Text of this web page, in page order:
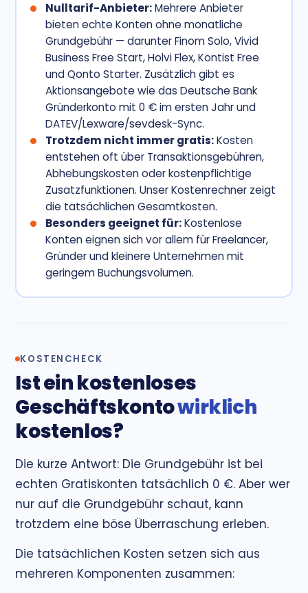
Nulltarif-Anbieter:Mehrere Anbieter
bieten echte Konten ohne monatliche
Grundgebühr — darunter Finom Solo, Vivid
Business Free Start, Holvi Flex, Kontist Free
und Qonto Starter. Zusätzlich gibt es
Aktionsangebote wie das Deutsche Bank
Gründerkonto mit 0 € im ersten Jahr und
DATEV/Lexware/sevdesk-Sync.
Trotzdem nicht immer gratis:Kosten
entstehen oft über Transaktionsgebühren,
Abhebungskosten oder kostenpflichtige
Zusatzfunktionen. Unser Kostenrechner zeigt
die tatsächlichen Gesamtkosten.
Besonders geeignet für:Kostenlose
Konten eignen sich vor allem für Freelancer,
Gründer und kleinere Unternehmen mit
geringem Buchungsvolumen.
KOSTENCHECK
Ist ein kostenloses
Geschäftskontowirklich
kostenlos?
Die kurze Antwort: Die Grundgebühr ist bei
echten Gratiskonten tatsächlich 0 €. Aber wer
nur auf die Grundgebühr schaut, kann
trotzdem eine böse Überraschung erleben.
Die tatsächlichen Kosten setzen sich aus
mehreren Komponenten zusammen: